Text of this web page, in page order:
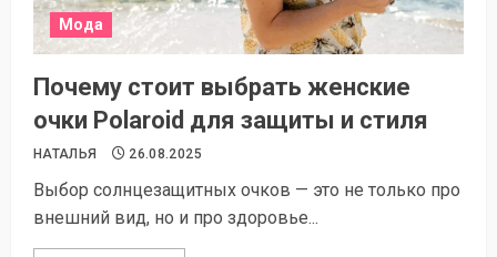
Мода
Почему стоит выбрать женские
очки Polaroid для защиты и стиля
НАТАЛЬЯ 26.08.2025
Выбор солнцезащитных очков — это не только про
внешний вид, но и про здоровье...